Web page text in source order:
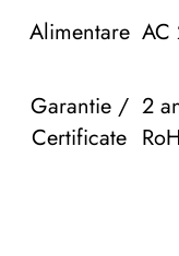
Alimentare AC
Garantie /
Certificate
2